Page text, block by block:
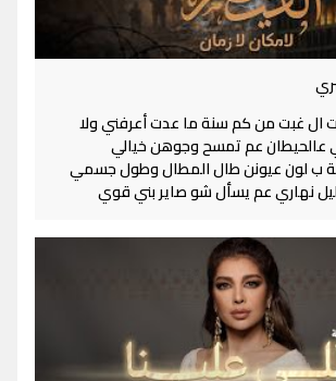
غبت من كم سنة ما عدت أعرفني ولا
عالحيطان عم تمسح وجوهن خيالي
ب لون عيونن طال المطال وطول جسمي
نهاري عم يسأل شو صاير بني قوي